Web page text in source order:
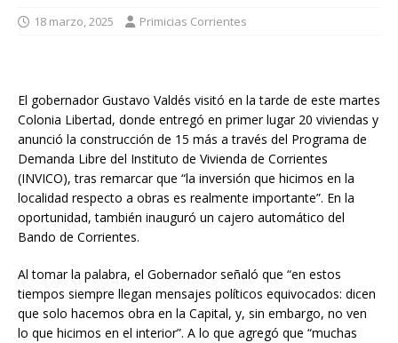
18 marzo, 2025 Primicias Corrientes
El gobernador Gustavo Valdés visitó en la tarde de este martes
Colonia Libertad, donde entregó en primer lugar 20 viviendas y
anunció la construcción de 15 más a través del Programa de
Demanda Libre del Instituto de Vivienda de Corrientes
(INVICO), tras remarcar que “la inversión que hicimos en la
localidad respecto a obras es realmente importante”. En la
oportunidad, también inauguró un cajero automático del
Bando de Corrientes.
Al tomar la palabra, el Gobernador señaló que “en estos
tiempos siempre llegan mensajes políticos equivocados: dicen
que solo hacemos obra en la Capital, y, sin embargo, no ven
lo que hicimos en el interior”. A lo que agregó que “muchas